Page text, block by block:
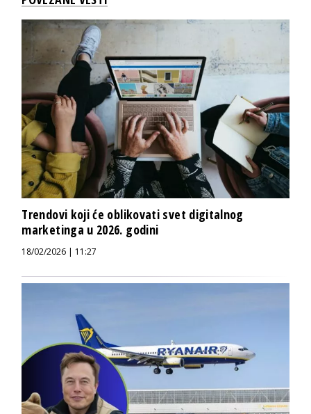
Trendovi koji će oblikovati svet digitalnog
marketinga u 2026. godini
18/02/2026 | 11:27